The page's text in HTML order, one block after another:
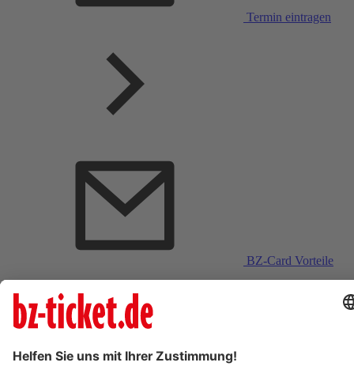
Termin eintragen
BZ-Card Vorteile